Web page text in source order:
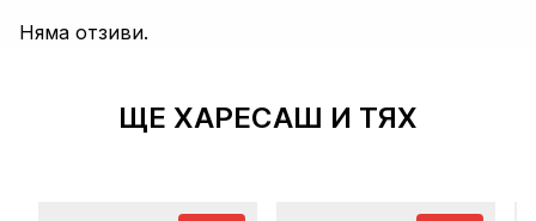
Няма отзиви.
ЩЕ ХАРЕСАШ И ТЯХ